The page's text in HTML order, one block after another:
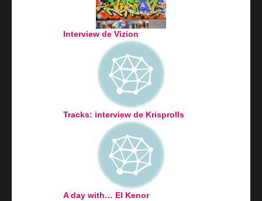
Interview de Vizion
Tracks: interview de Krisprolls
A day with… El Kenor